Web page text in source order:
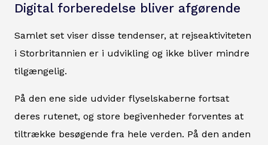
Digital forberedelse bliver afgørende
Samlet set viser disse tendenser, at rejseaktiviteten
i Storbritannien er i udvikling og ikke bliver mindre
tilgængelig.
På den ene side udvider flyselskaberne fortsat
deres rutenet, og store begivenheder forventes at
tiltrække besøgende fra hele verden. På den anden